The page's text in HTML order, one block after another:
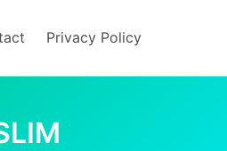
Privacy Policy